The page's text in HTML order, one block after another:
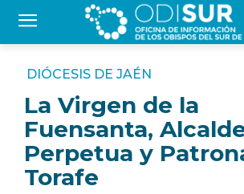
DIÓCESIS DE JAÉN
La Virgen de la
Fuensanta,
Perpetua y
Torafe